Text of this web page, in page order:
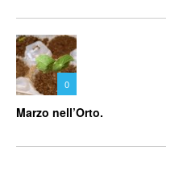
0
Marzo nell’Orto.